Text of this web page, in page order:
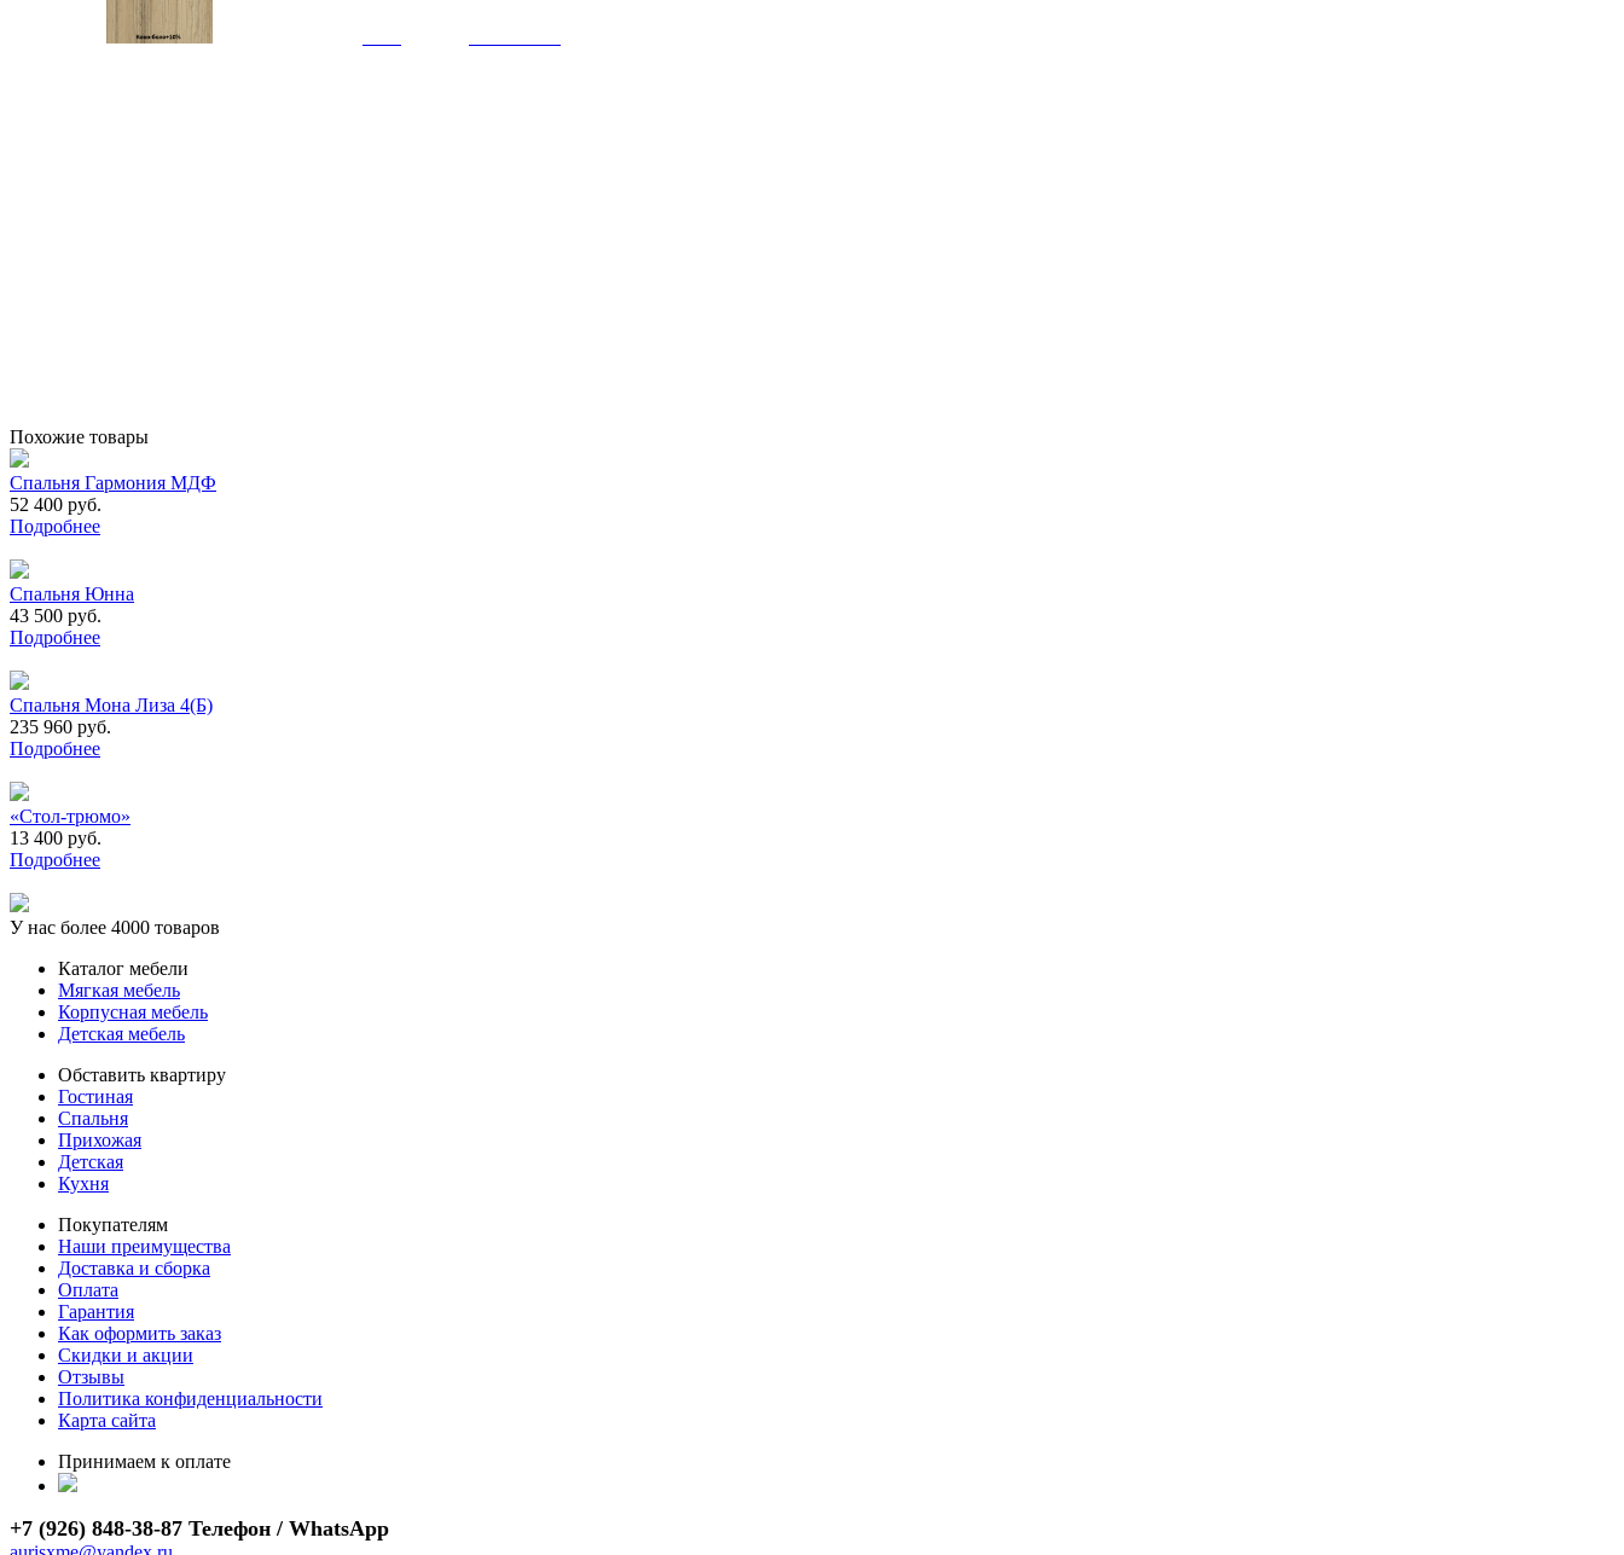
Похожие товары
Спальня Гармония МДФ
52 400 руб.
Подробнее
Спальня Юнна
43 500 руб.
Подробнее
Спальня Мона Лиза 4(Б)
235 960 руб.
Подробнее
«Стол-трюмо»
13 400 руб.
Подробнее
У нас более 4000 товаров
Каталог мебели
Мягкая мебель
Корпусная мебель
Детская мебель
Обставить квартиру
Гостиная
Спальня
Прихожая
Детская
Кухня
Покупателям
Наши преимущества
Доставка и сборка
Оплата
Гарантия
Как оформить заказ
Скидки и акции
Отзывы
Политика конфиденциальности
Карта сайта
Принимаем к оплате
+7 (926) 848-38-87 Телефон / WhatsApp